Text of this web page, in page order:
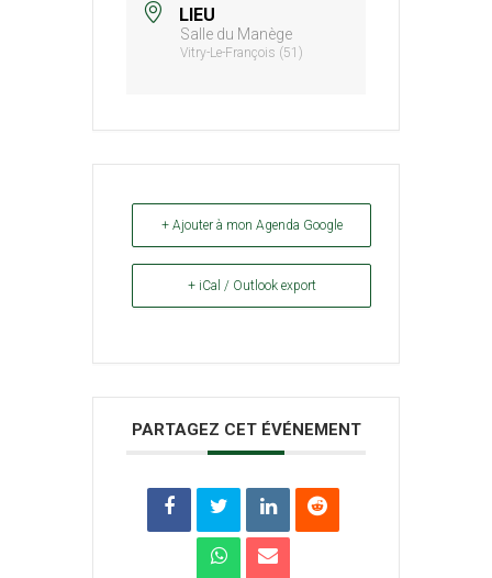
LIEU
Salle du Manège
Vitry-Le-François (51)
+ Ajouter à mon Agenda Google
+ iCal / Outlook export
PARTAGEZ CET ÉVÉNEMENT